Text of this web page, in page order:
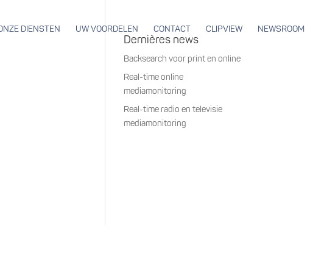
DIENSTEN UW VOORDELEN CONTACT CLIPVIEW NEWSROOM
Dernières news
Backsearch voor print en online
Real-time online
mediamonitoring
Real-time radio en televisie
mediamonitoring